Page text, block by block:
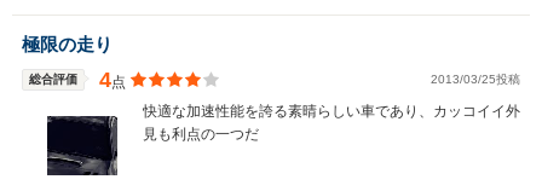
極限の走り
総合評価 4点 2013/03/25投稿
快適な加速性能を誇る素晴らしい車であり、カッコイイ外
見も利点の一つだ